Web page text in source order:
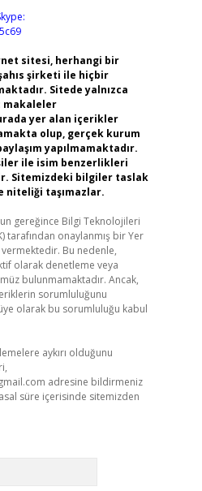
sitesi, herhangi bir
şirketi ile hiçbir
Sitede yalnızca
makaleler
yer alan içerikler
olup, gerçek kurum
yapılmamaktadır.
ile isim benzerlikleri
Sitemizdeki bilgiler taslak
niteliği taşımazlar.
gereğince Bilgi Teknolojileri
tarafından onaylanmış bir Yer
vermektedir. Bu nedenle,
olarak denetleme veya
bulunmamaktadır. Ancak,
sorumluluğunu
olarak bu sorumluluğu kabul
aykırı olduğunu
adresine bildirmeniz
süre içerisinde sitemizden